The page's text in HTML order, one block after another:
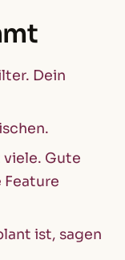
Dein
viele. Gute
Feature
ist, sagen